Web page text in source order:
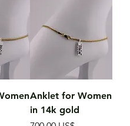
Anklet for Women
in 14k gold